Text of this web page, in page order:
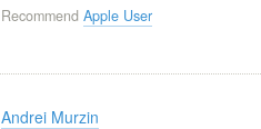
Recommend Apple User
Andrei Murzin